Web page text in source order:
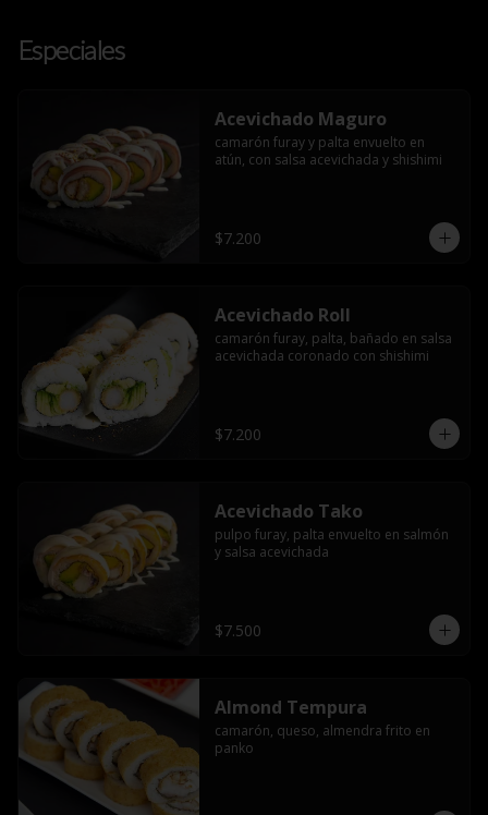
Especiales
Acevichado Maguro
camarón furay y palta envuelto en
atún, con salsa acevichada y shishimi
$7.200
Acevichado Roll
camarón furay, palta, bañado en salsa
acevichada coronado con shishimi
$7.200
Acevichado Tako
pulpo furay, palta envuelto en salmón
y salsa acevichada
$7.500
Almond Tempura
camarón, queso, almendra frito en
panko